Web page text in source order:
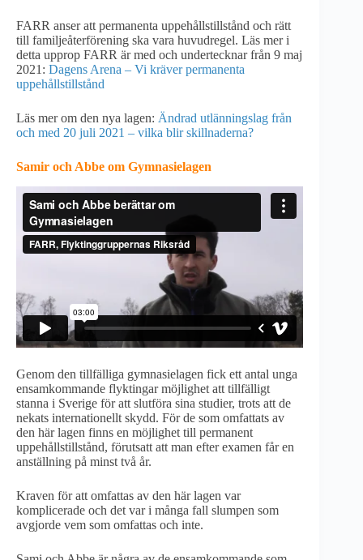
FARR anser att permanenta uppehållstillstånd och rätt
till familjeåterförening ska vara huvudregel. Läs mer i
detta upprop FARR är med och undertecknar från 9 maj
2021: Dagens Arena – Vi kräver permanenta
uppehållstillstånd
Läs mer om den nya lagen: Ändrad utlänningslag från
och med 20 juli 2021 – vilka blir skillnaderna?
Samir och Abbe om Gymnasielagen
Genom den tillfälliga gymnasielagen fick ett antal unga
ensamkommande flyktingar möjlighet att tillfälligt
stanna i Sverige för att slutföra sina studier, trots att de
nekats internationellt skydd. För de som omfattats av
den här lagen finns en möjlighet till permanent
uppehållstillstånd, förutsatt att man efter examen får en
anställning på minst två år.
Kraven för att omfattas av den här lagen var
komplicerade och det var i många fall slumpen som
avgjorde vem som omfattas och inte.